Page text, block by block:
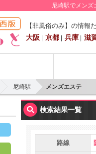
尼崎駅でメンズ
【非風俗のみ】の情報
大阪 京都 兵庫 滋
メンズエステ
尼崎駅
検索結果一覧
路線